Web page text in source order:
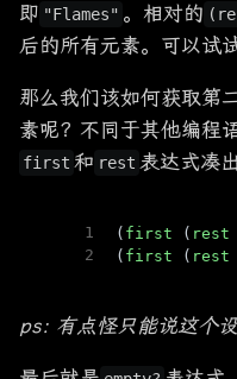
即 "Flames" 。相对的
后的所有元素。可以试
那么我们该如何获取第
素呢？不同于其他编程
first 和 rest 表达式凑
1
2
( first ( rest
( first ( rest
ps: 有点怪只能说这个